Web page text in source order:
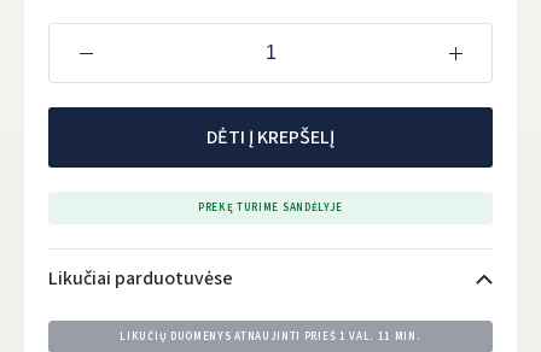
DĖTI Į KREPŠELĮ
PREKĘ TURIME SANDĖLYJE
Likučiai parduotuvėse
LIKUČIŲ DUOMENYS ATNAUJINTI PRIEŠ 1 VAL. 11 MIN.